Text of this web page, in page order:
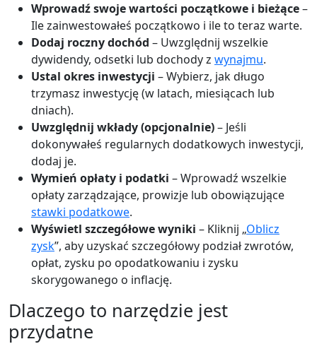
Wprowadź swoje wartości początkowe i bieżące–
Ile zainwestowałeś początkowo i ile to teraz warte.
Dodaj roczny dochód – Uwzględnij wszelkie
dywidendy, odsetki lub dochody z wynajmu.
Ustal okres inwestycji – Wybierz, jak długo
trzymasz inwestycję (w latach, miesiącach lub
dniach).
Uwzględnij wkłady (opcjonalnie)– Jeśli
dokonywałeś regularnych dodatkowych inwestycji,
dodaj je.
Wymień opłaty i podatki – Wprowadź wszelkie
opłaty zarządzające, prowizje lub obowiązujące
stawki podatkowe.
Wyświetl szczegółowe wyniki – Kliknij „Oblicz
zysk”, aby uzyskać szczegółowy podział zwrotów,
opłat, zysku po opodatkowaniu i zysku
skorygowanego o inflację.
Dlaczego to narzędzie jest
przydatne